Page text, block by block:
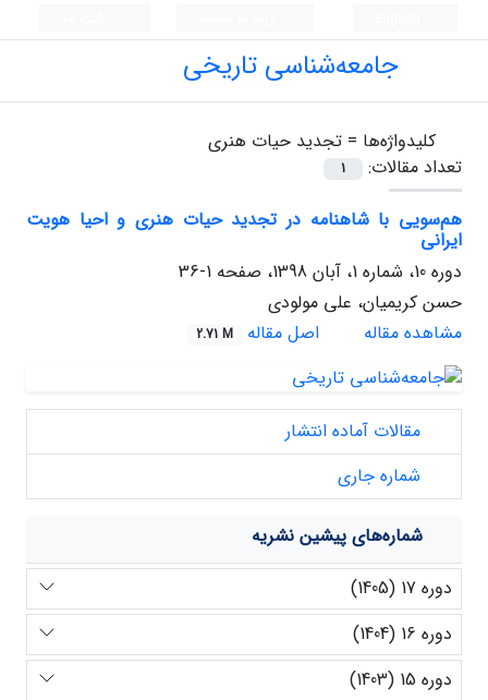
جامعه‌شناسی تاریخی
کلیدواژه‌ها = تجدید حیات هنری
تعداد مقالات:
1
هم‌سویی با شاهنامه در تجدید حیات هنری و احیا هویت
ایرانی
دوره 10، شماره 1، آبان 1398، صفحه
1-36
حسن کریمیان، علی مولودی
مشاهده مقاله
اصل مقاله 2.71 M
مقالات آماده انتشار
شماره جاری
شماره‌های پیشین نشریه
دوره 17 (1405)
دوره 16 (1404)
دوره 15 (1403)